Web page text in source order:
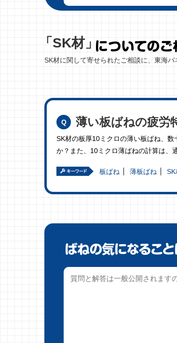
「SK材」
SK材に関して寄せられたご相談に、東海バ
薄い板ばねの疲労
SK材の板厚10ミクロの薄い板ばね、
か？また、10ミクロ薄ばねの計算は、
板ばね 薄板ばね SK